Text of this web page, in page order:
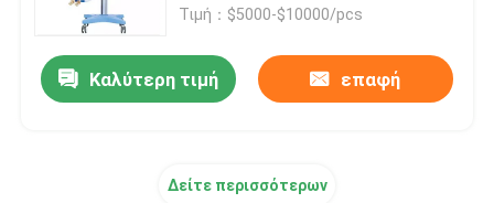
Αντλία έγχυσης συρίγγων
μητρικό εμβρυϊκό όργανο ελέγχου
Τιμή：$5000-$10000/pcs
Καλύτερη τιμή επαφή
Δείτε περισσότερων